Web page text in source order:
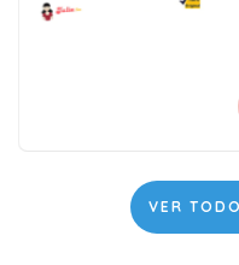
VER